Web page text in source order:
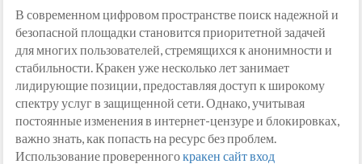
В современном цифровом пространстве поиск надежной и
безопасной площадки становится приоритетной задачей
для многих пользователей, стремящихся к анонимности и
стабильности. Кракен уже несколько лет занимает
лидирующие позиции, предоставляя доступ к широкому
спектру услуг в защищенной сети. Однако, учитывая
постоянные изменения в интернет-цензуре и блокировках,
важно знать, как попасть на ресурс без проблем.
Использование проверенногокракен сайт вход